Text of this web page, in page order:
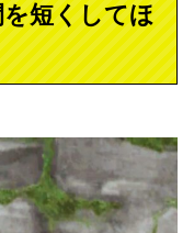
短くしてほ